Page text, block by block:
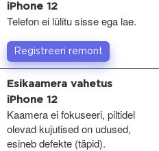
iPhone 12
Telefon ei lülitu sisse ega lae.
Registreeri remont
Esikaamera vahetus
iPhone 12
Kaamera ei fokuseeri, piltidel
olevad kujutised on udused,
esineb defekte (täpid).